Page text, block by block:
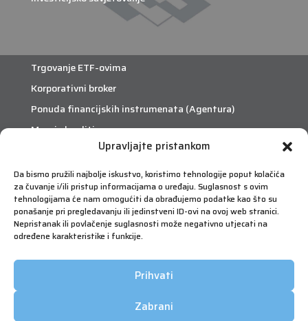
Upravljajte pristankom
Da bismo pružili najbolje iskustvo, koristimo tehnologije poput kolačića
za čuvanje i/ili pristup informacijama o uređaju. Suglasnost s ovim
tehnologijama će nam omogućiti da obrađujemo podatke kao što su
ponašanje pri pregledavanju ili jedinstveni ID-ovi na ovoj web stranici.
Nepristanak ili povlačenje suglasnosti može negativno utjecati na
određene karakteristike i funkcije.
Prihvati
Zabrani
Trgovanje ETF-ovima
Korporativni broker
Ponuda financijskih instrumenata (Agentura)
Margin krediti
eTrade
Što je eTrade?
eTrade